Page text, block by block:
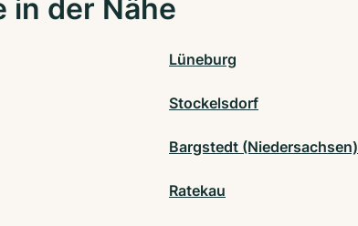
in der Nähe
Lüneburg
Stockelsdorf
Bargstedt (Niedersachsen)
Ratekau